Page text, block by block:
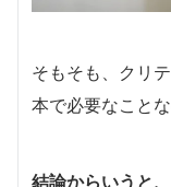
そもそも、クリ
本で必要なこと
結論からいうと